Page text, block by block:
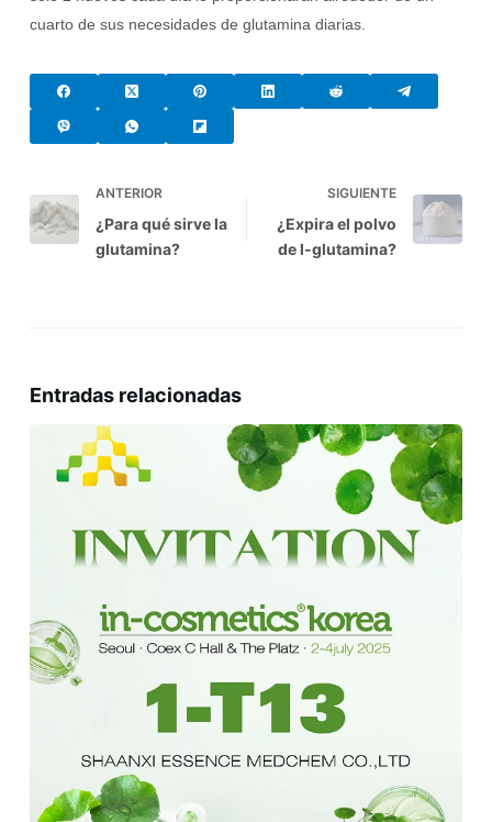
cuarto de sus necesidades de glutamina diarias.
ANTERIOR
¿Para qué sirve la
glutamina?
SIGUIENTE
¿Expira el polvo
de l-glutamina?
Entradas relacionadas